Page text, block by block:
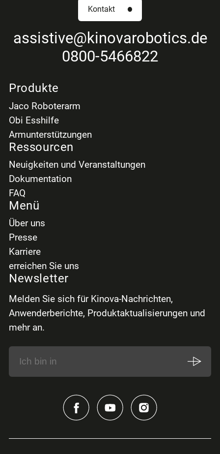
Produkte
Jaco Roboterarm
Obi Esshilfe
Armunterstützungen
Ressourcen
Neuigkeiten und Veranstaltungen
Dokumentation
FAQ
Menü
Über uns
Presse
Karriere
erreichen Sie uns
Newsletter
Melden Sie sich für Kinova-Nachrichten,
Anwenderberichte, Produktaktualisierungen und
mehr an.
Kontakt
assistive@kinovarobotics.de
0800-5466822